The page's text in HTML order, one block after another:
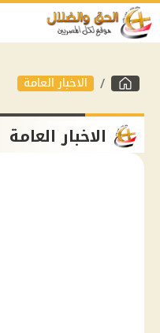
الاخبار العامة
الاخبار العامة